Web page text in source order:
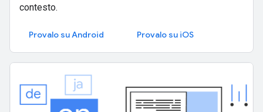
contesto.
Provalo su Android Provalo su iOS